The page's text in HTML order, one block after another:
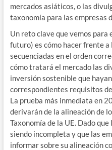
mercados asiáticos, o las
taxonomía para las empresas
Un reto clave que vemos para
futuro) es cómo hacer frente
secuenciadas en el orden
cómo tratará el mercado las
inversión sostenible que
correspondientes requisitos
La prueba más inmediata en
derivarán de la alineación de
Taxonomía de la UE. Dado
siendo incompleta y que las
informar sobre su alineación